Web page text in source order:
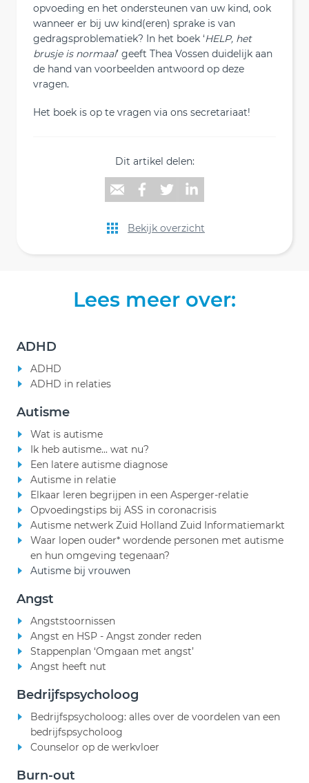
opvoeding en het ondersteunen van uw kind, ook
wanneer er bij uw kind(eren) sprake is van
gedragsproblematiek? In het boek ‘HELP, het
brusje is normaal’ geeft Thea Vossen duidelijk aan
de hand van voorbeelden antwoord op deze
vragen.
Het boek is op te vragen via ons secretariaat!
Dit artikel delen:
Bekijk overzicht
Lees meer over:
ADHD
ADHD
ADHD in relaties
Autisme
Wat is autisme
Ik heb autisme... wat nu?
Een latere autisme diagnose
Autisme in relatie
Elkaar leren begrijpen in een Asperger-relatie
Opvoedingstips bij ASS in coronacrisis
Autisme netwerk Zuid Holland Zuid Informatiemarkt
Waar lopen ouder* wordende personen met autisme
en hun omgeving tegenaan?
Autisme bij vrouwen
Angst
Angststoornissen
Angst en HSP - Angst zonder reden
Stappenplan ‘Omgaan met angst’
Angst heeft nut
Bedrijfspsycholoog
Bedrijfspsycholoog: alles over de voordelen van een
bedrijfspsycholoog
Counselor op de werkvloer
Burn-out